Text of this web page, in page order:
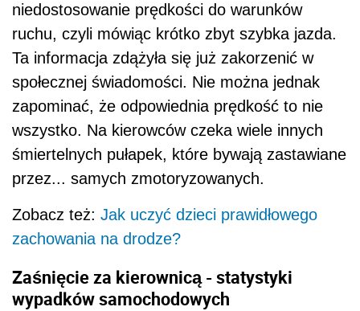
niedostosowanie prędkości do warunków
ruchu, czyli mówiąc krótko zbyt szybka jazda.
Ta informacja zdążyła się już zakorzenić w
społecznej świadomości. Nie można jednak
zapominać, że odpowiednia prędkość to nie
wszystko. Na kierowców czeka wiele innych
śmiertelnych pułapek, które bywają zastawiane
przez... samych zmotoryzowanych.
Zobacz też: Jak uczyć dzieci prawidłowego
zachowania na drodze?
Zaśnięcie za kierownicą - statystyki
wypadków samochodowych